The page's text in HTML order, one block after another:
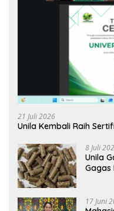
21 Juli 2026
Unila Kembali Raih
8 Juli
Unila
Gagas
17 Juni